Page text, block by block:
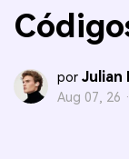
por Julian
Aug 07, 26 ·